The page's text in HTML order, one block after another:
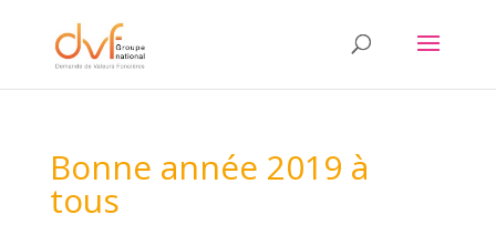
Bonne année 2019 à
tous